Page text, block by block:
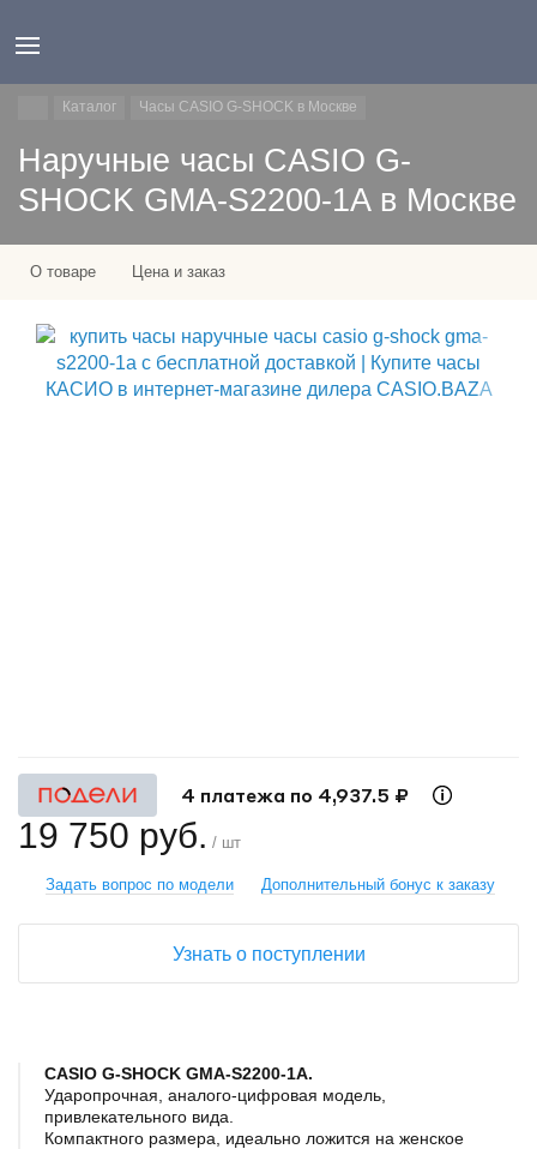
Каталог Часы CASIO G-SHOCK в Москве
Наручные часы CASIO G-
SHOCK GMA-S2200-1A в Москве
О товаре Цена и заказ
CASIO G-SHOCK GMA-S2200-1A.
Ударопрочная, аналого-цифровая модель,
привлекательного вида.
Компактного размера, идеально ложится на женское
4 платежа по 4,937.5 ₽
19 750 руб. / шт
Задать вопрос по модели Дополнительный бонус к заказу
Узнать о поступлении